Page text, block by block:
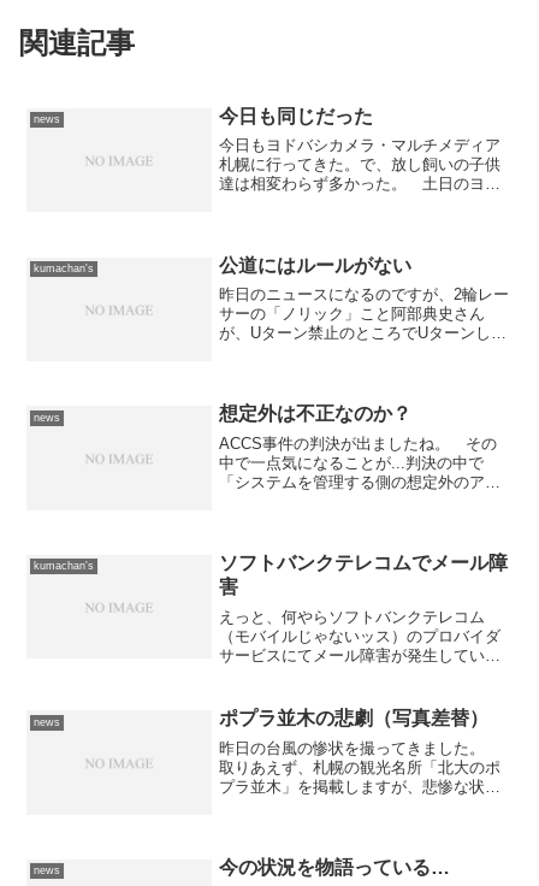
関連記事
news 今日も同じだった
今日もヨドバシカメラ・マルチメディア
札幌に行ってきた。で、放し飼いの子供
達は相変わらず多かった。 土日のヨド
ろだ。 危険だし、邪魔だし...
kumachan's 公道にはルールがない
昨日のニュースになるのですが、2輪レー
サーの「ノリック」こと阿部典史さん
が、Uターン禁止のところでUターンしよ
注意義務を怠って、バイクと...
news 想定外は不正なのか？
ACCS事件の判決が出ましたね。 その
中で一点気になることが...判決の中で
「システムを管理する側の想定外のアク
って感じです。 プログ...
kumachan's
ソフトバンクテレコムでメール障
害
えっと、何やらソフトバンクテレコム
（モバイルじゃないッス）のプロバイダ
サービスにてメール障害が発生している
ているそうだ。たぶん報道されている現
象からすると、メールに関す...
news ポプラ並木の悲劇（写真差替）
昨日の台風の惨状を撮ってきました。
取りあえず、札幌の観光名所「北大のポ
プラ並木」を掲載しますが、悲惨な状況
ていて青々としています...
news 今の状況を物語っている…